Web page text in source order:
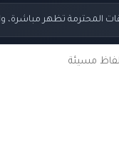
تظهر مباشرة،